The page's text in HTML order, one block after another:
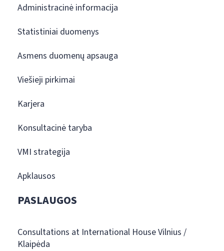
Administracinė informacija
Statistiniai duomenys
Asmens duomenų apsauga
Viešieji pirkimai
Karjera
Konsultacinė taryba
VMI strategija
Apklausos
PASLAUGOS
Consultations at International House Vilnius /
Klaipėda